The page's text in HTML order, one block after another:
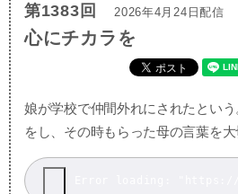
第1383回 2026年4月24日配信
心にチカラを
娘が学校で仲間外れにされたとい
をし、その時もらった母の言葉を大